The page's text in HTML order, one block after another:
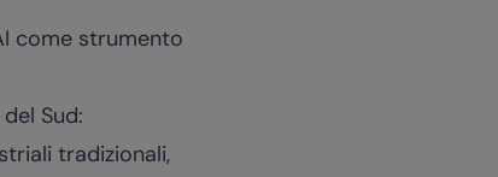
come strumento
Sud:
tradizionali,